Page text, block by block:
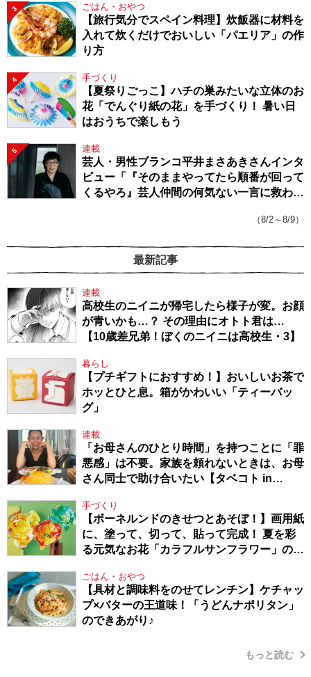
3 ごはん・おやつ
【旅行気分でスペイン料理】炊飯器に材料を
入れて炊くだけでおいしい「パエリア」の作
り方
4 手づくり
【夏祭りごっこ】ハチの巣みたいな立体のお
花「でんぐり紙の花」を手づくり！ 暑い日
はおうちで楽しもう
5 連載
芸人・男性ブランコ平井まさあきさんインタ
ビュー「『そのままやってたら順番が回って
くるやろ』芸人仲間の何気ない一言に救われ
（8/2～8/9）
最新記事
連載
高校生のニイニが帰宅したら様子が変。お顔
が青いかも…？ その理由にオトト君は…
【10歳差兄弟！ぼくのニイニは高校生・3】
暮らし
【プチギフトにおすすめ！】おいしいお茶で
ホッとひと息。箱がかわいい「ティーバッ
グ」
連載
「お母さんのひとり時間」を持つことに「罪
悪感」は不要。家族を頼れないときは、お母
さん同士で助け合いたい【タベコト in
手づくり
【ボーネルンドのきせつとあそぼ！】画用紙
に、塗って、切って、貼って完成！ 夏を彩
る元気なお花「カラフルサンフラワー」の作
ごはん・おやつ
【具材と調味料をのせてレンチン】ケチャッ
プ×バターの王道味！「うどんナポリタン」
のできあがり♪
もっと読む